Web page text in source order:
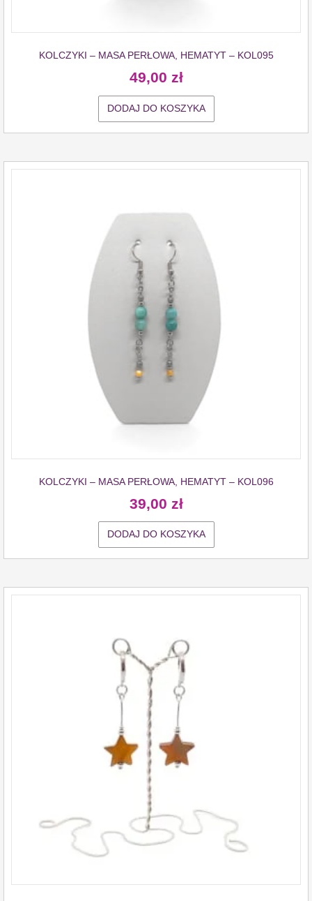
KOLCZYKI – MASA PERŁOWA, HEMATYT – KOL095
49,00 zł
DODAJ DO KOSZYKA
KOLCZYKI – MASA PERŁOWA, HEMATYT – KOL096
39,00 zł
DODAJ DO KOSZYKA